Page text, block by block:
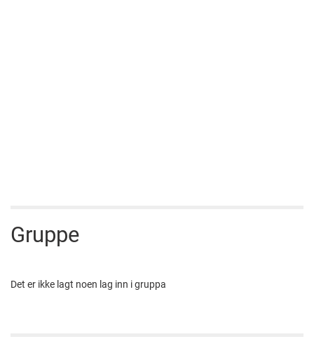
Gruppe
Det er ikke lagt noen lag inn i gruppa